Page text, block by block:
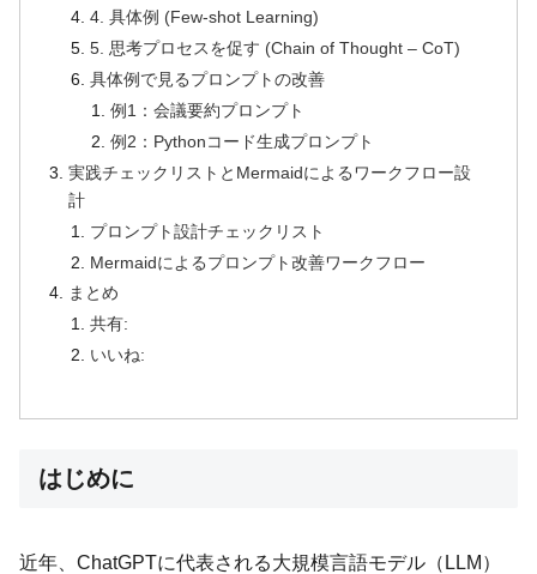
4. 具体例 (Few-shot Learning)
5. 思考プロセスを促す (Chain of Thought – CoT)
具体例で見るプロンプトの改善
例1：会議要約プロンプト
例2：Pythonコード生成プロンプト
実践チェックリストとMermaidによるワークフロー設
計
プロンプト設計チェックリスト
Mermaidによるプロンプト改善ワークフロー
まとめ
共有:
いいね:
はじめに
近年、ChatGPTに代表される大規模言語モデル（LLM）